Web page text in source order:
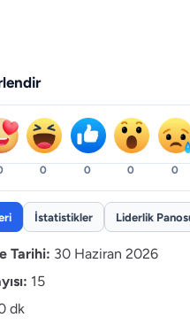
0 0 0 0
İstatistikler Liderlik
Tarihi: 30 Haziran 2026
15
dk